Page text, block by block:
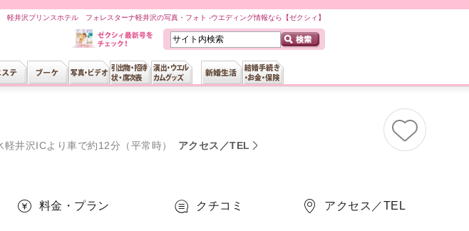
軽井沢プリンスホテル フォレスターナ軽井沢の写真・フォト -ウエディング情報なら【ゼクシィ】
井沢ICより車で約12分（平常時） アクセス／TEL
料金・プラン クチコミ アクセス／TEL